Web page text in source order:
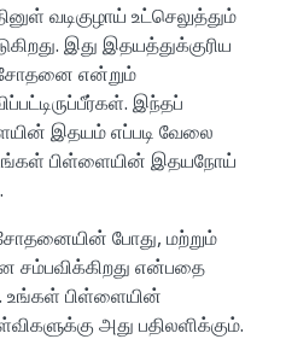
வடிகுழாய் உட்செலுத்தும்
இது இதயத்துக்குரிய
என்றும்
இந்தப்
இதயம் எப்படி வேலை
பிள்ளையின் இதயநோய்
போது, மற்றும்
சம்பவிக்கிறது என்பதை
உங்கள் பிள்ளையின்
அது பதிலளிக்கும்.